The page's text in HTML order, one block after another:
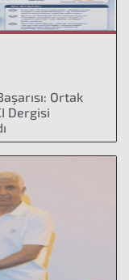
Ortak
Dergisi